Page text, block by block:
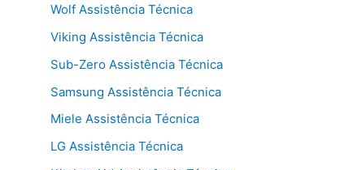
Wolf Assistência Técnica
Viking Assistência Técnica
Sub-Zero Assistência Técnica
Samsung Assistência Técnica
Miele Assistência Técnica
LG Assistência Técnica